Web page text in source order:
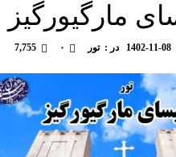
مارگیورگیز
1402-11-08 در :تور ۰ 7,755